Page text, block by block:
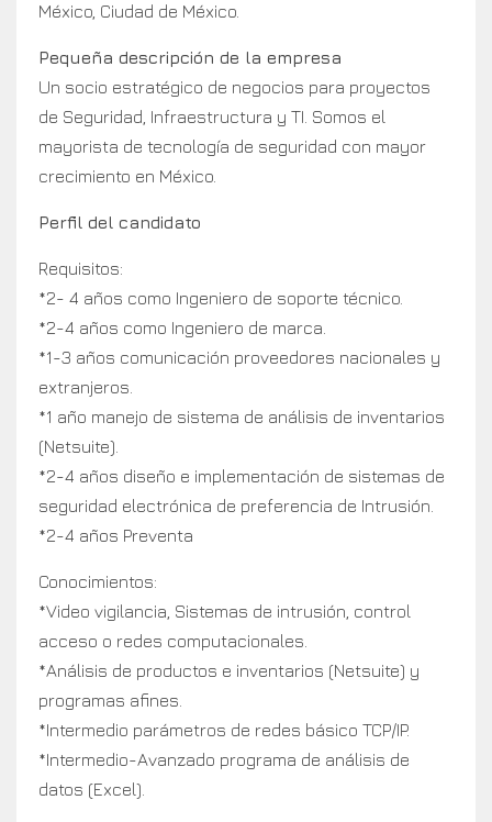
México, Ciudad de México.
Pequeña descripción de la empresa
Un socio estratégico de negocios para proyectos
de Seguridad, Infraestructura y TI. Somos el
mayorista de tecnología de seguridad con mayor
crecimiento en México.
Perfil del candidato
Requisitos:
*2- 4 años como Ingeniero de soporte técnico.
*2-4 años como Ingeniero de marca.
*1-3 años comunicación proveedores nacionales y
extranjeros.
*1 año manejo de sistema de análisis de inventarios
(Netsuite).
*2-4 años diseño e implementación de sistemas de
seguridad electrónica de preferencia de Intrusión.
*2-4 años Preventa
Conocimientos:
*Video vigilancia, Sistemas de intrusión, control
acceso o redes computacionales.
*Análisis de productos e inventarios (Netsuite) y
programas afines.
*Intermedio parámetros de redes básico TCP/IP.
*Intermedio-Avanzado programa de análisis de
datos (Excel).